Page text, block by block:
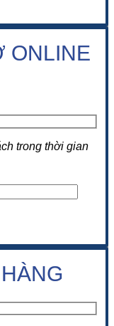
ONLINE
trong thời gian